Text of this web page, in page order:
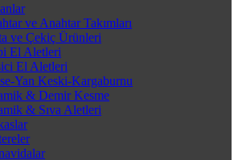
ve Anahtar Takımları
ve Çekiç Ürünleri
El Aletleri
El Aletleri
Yan Keski-Kargaburnu
& Demir Kesme
& Sıva Aletleri